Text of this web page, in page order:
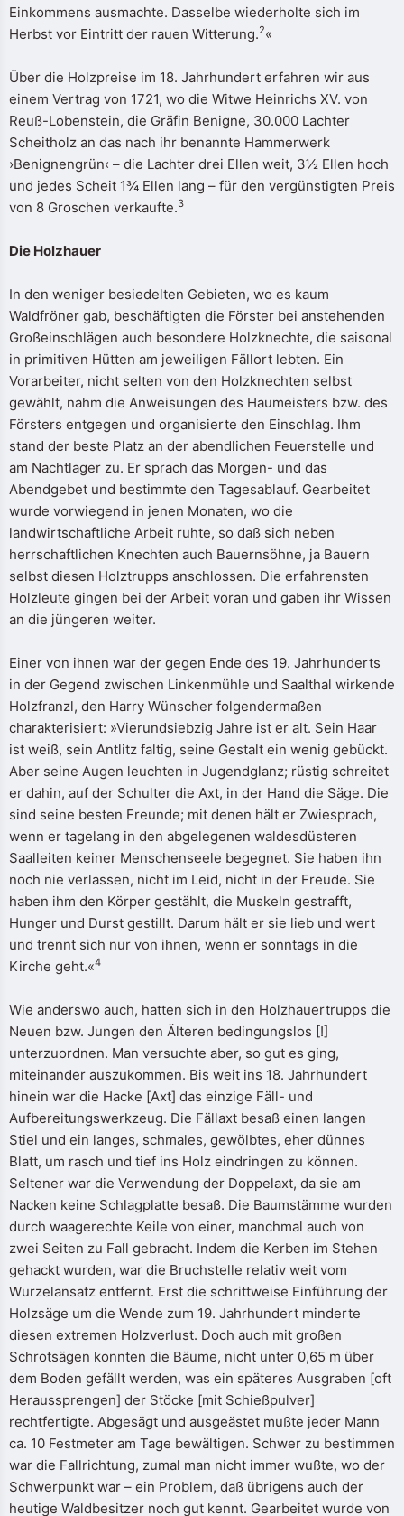
Einkommens ausmachte. Dasselbe wiederholte sich im
Herbst vor Eintritt der rauen Witterung.2«
Über die Holzpreise im 18. Jahrhundert erfahren wir aus
einem Vertrag von 1721, wo die Witwe Heinrichs XV. von
Reuß-Lobenstein, die Gräfin Benigne, 30.000 Lachter
Scheitholz an das nach ihr benannte Hammerwerk
›Benignengrün‹ – die Lachter drei Ellen weit, 3½ Ellen hoch
und jedes Scheit 1¾ Ellen lang – für den vergünstigten Preis
von 8 Groschen verkaufte.3
Die Holzhauer
In den weniger besiedelten Gebieten, wo es kaum
Waldfröner gab, beschäftigten die Förster bei anstehenden
Großeinschlägen auch besondere Holzknechte, die saisonal
in primitiven Hütten am jeweiligen Fällort lebten. Ein
Vorarbeiter, nicht selten von den Holzknechten selbst
gewählt, nahm die Anweisungen des Haumeisters bzw. des
Försters entgegen und organisierte den Einschlag. Ihm
stand der beste Platz an der abendlichen Feuerstelle und
am Nachtlager zu. Er sprach das Morgen- und das
Abendgebet und bestimmte den Tagesablauf. Gearbeitet
wurde vorwiegend in jenen Monaten, wo die
landwirtschaftliche Arbeit ruhte, so daß sich neben
herrschaftlichen Knechten auch Bauernsöhne, ja Bauern
selbst diesen Holztrupps anschlossen. Die erfahrensten
Holzleute gingen bei der Arbeit voran und gaben ihr Wissen
an die jüngeren weiter.
Einer von ihnen war der gegen Ende des 19. Jahrhunderts
in der Gegend zwischen Linkenmühle und Saalthal wirkende
Holzfranzl, den Harry Wünscher folgendermaßen
charakterisiert: »Vierundsiebzig Jahre ist er alt. Sein Haar
ist weiß, sein Antlitz faltig, seine Gestalt ein wenig gebückt.
Aber seine Augen leuchten in Jugendglanz; rüstig schreitet
er dahin, auf der Schulter die Axt, in der Hand die Säge. Die
sind seine besten Freunde; mit denen hält er Zwiesprach,
wenn er tagelang in den abgelegenen waldesdüsteren
Saalleiten keiner Menschenseele begegnet. Sie haben ihn
noch nie verlassen, nicht im Leid, nicht in der Freude. Sie
haben ihm den Körper gestählt, die Muskeln gestrafft,
Hunger und Durst gestillt. Darum hält er sie lieb und wert
und trennt sich nur von ihnen, wenn er sonntags in die
Kirche geht.«4
Wie anderswo auch, hatten sich in den Holzhauertrupps die
Neuen bzw. Jungen den Älteren bedingungslos [!]
unterzuordnen. Man versuchte aber, so gut es ging,
miteinander auszukommen. Bis weit ins 18. Jahrhundert
hinein war die Hacke [Axt] das einzige Fäll- und
Aufbereitungswerkzeug. Die Fällaxt besaß einen langen
Stiel und ein langes, schmales, gewölbtes, eher dünnes
Blatt, um rasch und tief ins Holz eindringen zu können.
Seltener war die Verwendung der Doppelaxt, da sie am
Nacken keine Schlagplatte besaß. Die Baumstämme wurden
durch waagerechte Keile von einer, manchmal auch von
zwei Seiten zu Fall gebracht. Indem die Kerben im Stehen
gehackt wurden, war die Bruchstelle relativ weit vom
Wurzelansatz entfernt. Erst die schrittweise Einführung der
Holzsäge um die Wende zum 19. Jahrhundert minderte
diesen extremen Holzverlust. Doch auch mit großen
Schrotsägen konnten die Bäume, nicht unter 0,65 m über
dem Boden gefällt werden, was ein späteres Ausgraben [oft
Heraussprengen] der Stöcke [mit Schießpulver]
rechtfertigte. Abgesägt und ausgeästet mußte jeder Mann
ca. 10 Festmeter am Tage bewältigen. Schwer zu bestimmen
war die Fallrichtung, zumal man nicht immer wußte, wo der
Schwerpunkt war – ein Problem, daß übrigens auch der
heutige Waldbesitzer noch gut kennt. Gearbeitet wurde von